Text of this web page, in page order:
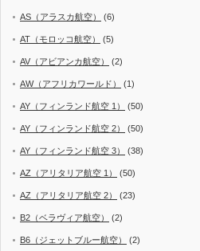
AS（アラスカ航空） (6)
AT（モロッコ航空） (5)
AV（アビアンカ航空） (2)
AW（アフリカワールド） (1)
AY（フィンランド航空 1） (50)
AY（フィンランド航空 2） (50)
AY（フィンランド航空 3） (38)
AZ（アリタリア航空 1） (50)
AZ（アリタリア航空 2） (23)
B2（ベラヴィア航空） (2)
B6（ジェットブルー航空） (2)